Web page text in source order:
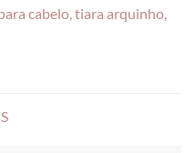
cabelo, tiara arquinho,